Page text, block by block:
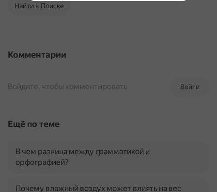
Найти в Поиске
Комментарии
Войти
Войдите, чтобы комментировать
Ещё по теме
В чем разница между грамматикой и
орфографией?
Почему влажный воздух может влиять на вес